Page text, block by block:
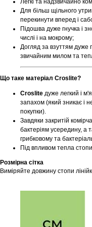
Легкі та надзвичайно
Для більш щільного
перекинути вперед і
Підошва дуже гнучка і
числі і на мокрому;
Догляд за взуттям дуже
звичайним милом та
Що таке матеріал Croslite?
Croslite дуже легкий і
запахом (який зникає і
покупки).
Завдяки закритій
бактеріям усередину, а
грибковому та
Під впливом тепла
Розмірна сітка
Виміряйте довжину стопи